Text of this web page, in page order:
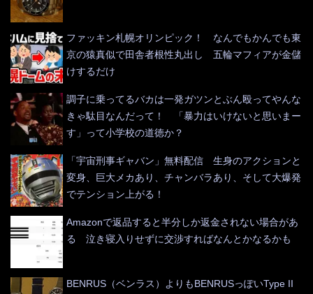
ファッキン札幌オリンピック！ なんでもかんでも東
京の猿真似で田舎者根性丸出し 五輪マフィアが金儲
けするだけ
調子に乗ってるバカは一発ガツンとぶん殴ってやんな
きゃ駄目なんだって！ 「暴力はいけないと思いまー
す」って小学校の道徳か？
「宇宙刑事ギャバン」無料配信 生身のアクションと
変身、巨大メカあり、チャンバラあり、そして大爆発
でテンション上がる！
Amazonで返品すると半分しか返金されない場合があ
る 泣き寝入りせずに交渉すればなんとかなるかも
BENRUS（ベンラス）よりもBENRUSっぽいType II